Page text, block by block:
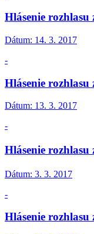
Hlásenie rozhlasu
Dátum: 14. 3. 2017
-
Hlásenie rozhlasu
Dátum: 13. 3. 2017
-
Hlásenie rozhlasu
Dátum: 3. 3. 2017
-
Hlásenie rozhlasu